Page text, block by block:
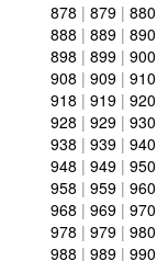
878 | 879 | 880
888 | 889 | 890
898 | 899 | 900
908 | 909 | 910
918 | 919 | 920
928 | 929 | 930
938 | 939 | 940
948 | 949 | 950
958 | 959 | 960
968 | 969 | 970
978 | 979 | 980
988 | 989 | 990